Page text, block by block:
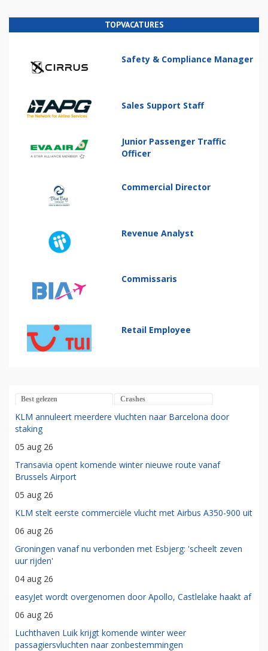
TOPVACATURES
Safety & Compliance Manager
Sales Support Staff
Junior Passenger Traffic
Officer
Commercial Director
Revenue Analyst
Commissaris
Retail Employee
Best gelezen Crashes
KLM annuleert meerdere vluchten naar Barcelona door
staking
05 aug 26
Transavia opent komende winter nieuwe route vanaf
Brussels Airport
05 aug 26
KLM stelt eerste commerciële vlucht met Airbus A350-900 uit
06 aug 26
Groningen vanaf nu verbonden met Esbjerg: 'scheelt zeven
uur rijden'
04 aug 26
easyJet wordt overgenomen door Apollo, Castlelake haakt af
06 aug 26
Luchthaven Luik krijgt komende winter weer
passagiersvluchten naar zonbestemmingen